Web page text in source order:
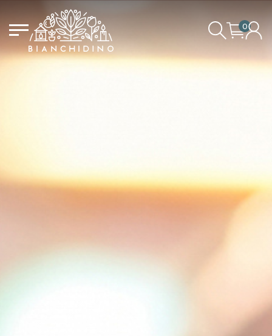
0
YOUR CART IS EMPTY
LOGIN/CREATE AN ACCOUNT